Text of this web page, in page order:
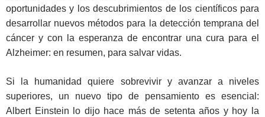
oportunidades y los descubrimientos de los científicos para
desarrollar nuevos métodos para la detección temprana del
cáncer y con la esperanza de encontrar una cura para el
Alzheimer: en resumen, para salvar vidas.
Si la humanidad quiere sobrevivir y avanzar a niveles
superiores, un nuevo tipo de pensamiento es esencial:
Albert Einstein lo dijo hace más de setenta años y hoy la